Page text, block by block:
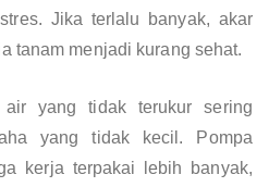
Jika terlalu banyak, akar
tanam menjadi kurang sehat.
yang tidak terukur sering
yang tidak kecil. Pompa
kerja terpakai lebih banyak,